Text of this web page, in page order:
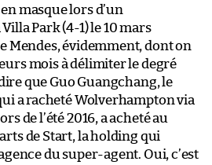
masque lors d’un
Park (4-1) le 10 mars
Mendes, évidemment, dont on
mois à délimiter le degré
que Guo Guangchang, le
a racheté Wolverhampton via
de l’été 2016, a acheté au
de Start, la holding qui
du super-agent. Oui, c’est